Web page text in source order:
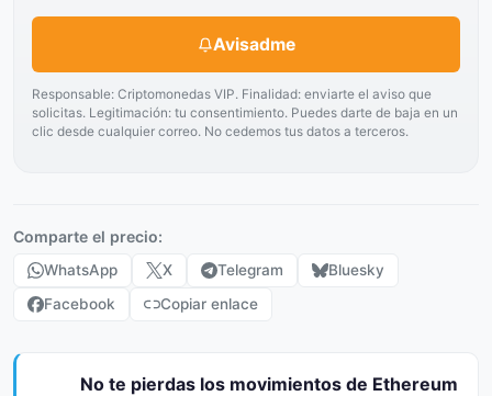
Avisadme
Responsable: Criptomonedas VIP. Finalidad: enviarte el aviso que
solicitas. Legitimación: tu consentimiento. Puedes darte de baja en un
clic desde cualquier correo. No cedemos tus datos a terceros.
Comparte el precio:
WhatsApp X Telegram
Bluesky
Facebook
Copiar enlace
No te pierdas los movimientos de Ethereum